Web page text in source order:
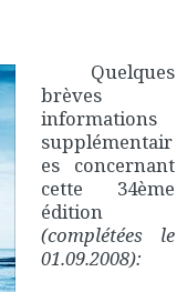
Quelques
brèves
informations
supplémentair
es concernant
cette 34ème
édition
(complétées le
01.09.2008):